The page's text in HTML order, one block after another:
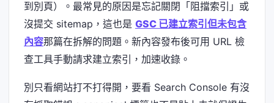
到別頁）。最常見的原因是忘記關閉「阻擋索引」或
沒提交 sitemap，這也是 GSC 已建立索引但未包含
內容那篇在拆解的問題。新內容發布後可用 URL 檢
查工具手動請求建立索引，加速收錄。
別只看網站打不打得開，要看 Search Console 有沒